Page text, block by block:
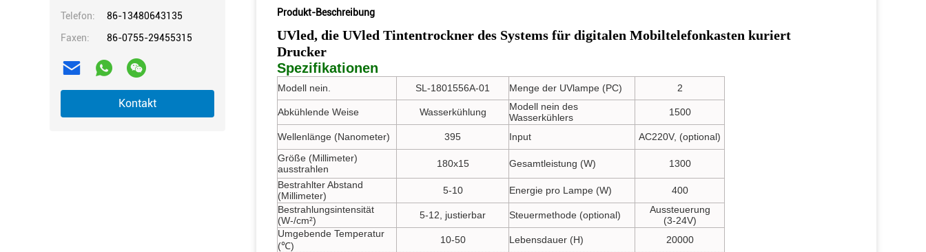
Telefon:
86-13480643135
Faxen:
86-0755-29455315
Kontakt
Produkt-Beschreibung
UVled, die UVled Tintentrockner des Systems für digitalen Mobiltelefonkasten kuriert
Drucker
Spezifikationen
Modell nein. SL-1801556A-01 Menge der UVlampe (PC) 2
Abkühlende Weise Wasserkühlung
Modell nein des
Wasserkühlers
1500
Wellenlänge (Nanometer) 395 Input
AC220V, (optional)
Größe (Millimeter)
ausstrahlen
180x15 Gesamtleistung (W)
1300
Bestrahlter Abstand
(Millimeter)
5-10 Energie pro Lampe (W)
400
Bestrahlungsintensität
(W-/cm²)
5-12, justierbar Steuermethode (optional)
Aussteuerung
(3-24V)
Umgebende Temperatur
(℃)
10-50 Lebensdauer (H) 20000